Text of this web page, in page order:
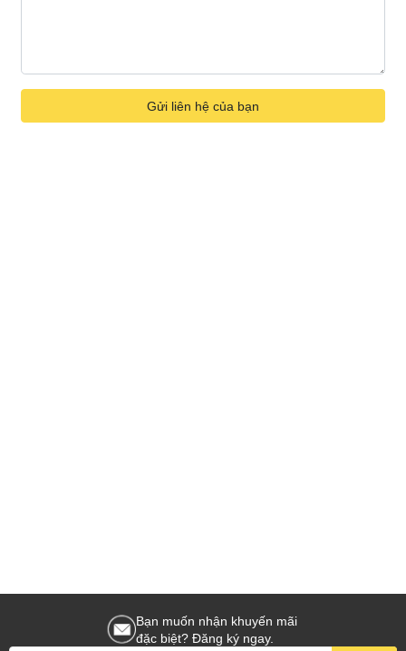
Gửi liên hệ của bạn
Bạn muốn nhận khuyến mãi
đặc biệt? Đăng ký ngay.